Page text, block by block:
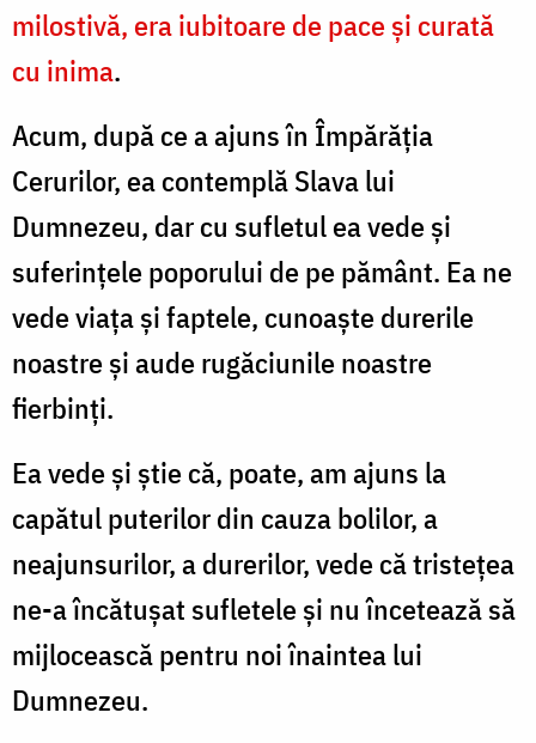
milostivă, era iubitoare de pace şi curată
cu inima.
Acum, după ce a ajuns în Împărăţia
Cerurilor, ea contemplăSlava lui
Dumnezeu, dar cu sufletul ea vede şi
suferinţele poporului de pe pământ. Ea ne
vede viaţa şi faptele, cunoaşte durerile
noastre şi aude rugăciunile noastre
fierbinţi.
Ea vede şi ştie că, poate, am ajuns la
capătul puterilor din cauza bolilor, a
neajunsurilor, a durerilor, vede că tristețea
ne-a încătuşat sufletele şi nu încetează să
mijlocească pentru noi înaintea lui
Dumnezeu.